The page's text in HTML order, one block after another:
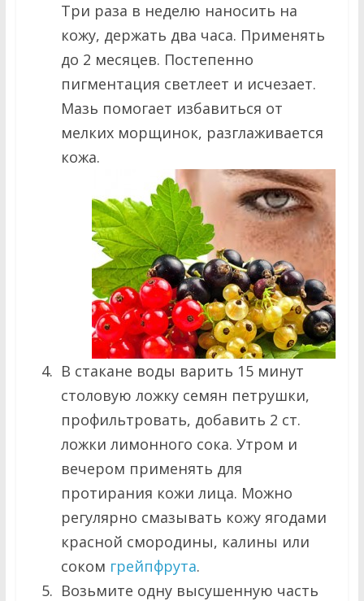
Три раза в неделю наносить на
кожу, держать два часа. Применять
до 2 месяцев. Постепенно
пигментация светлеет и исчезает.
Мазь помогает избавиться от
мелких морщинок, разглаживается
кожа.
В стакане воды варить 15 минут
столовую ложку семян петрушки,
профильтровать, добавить 2 ст.
ложки лимонного сока. Утром и
вечером применять для
протирания кожи лица. Можно
регулярно смазывать кожу ягодами
красной смородины, калины или
соком грейпфрута.
Возьмите одну высушенную часть